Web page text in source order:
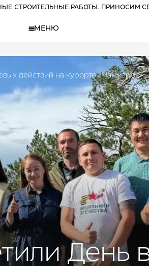
СТРОИТЕЛЬНЫЕ РАБОТЫ. ПРИНОСИМ
МЕНЮ
действий на курорте «Манжерок»
День